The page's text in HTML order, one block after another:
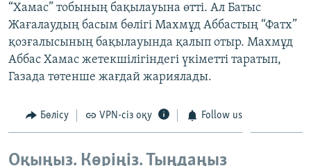
Басқа тілдерде
“Хамас” тобының бақылауына өтті. Ал Батыс
Жағалаудың басым бөлігі Махмұд Аббастың “Фатх”
қозғалысының бақылауында қалып отыр. Махмұд
Аббас Хамас жетекшілігіндегі үкіметті таратып,
Газада төтенше жағдай жариялады.
Бөлісу VPN-сіз оқу Follow us
Оқыңыз. Көріңіз. Тыңдаңыз